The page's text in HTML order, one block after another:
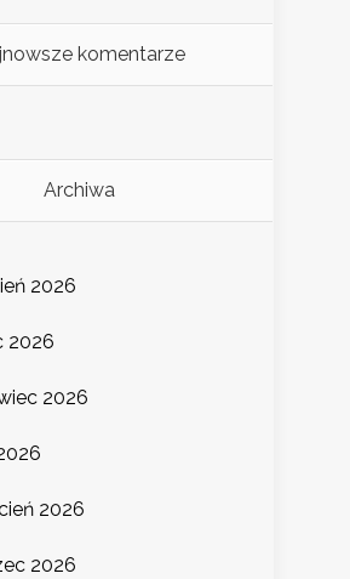
komentarze
Archiwa
2026
2026
2026
2026
2026